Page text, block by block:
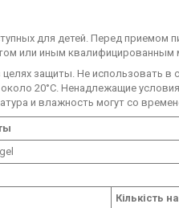
для детей. Перед приемом
или иным квалифицированным
защиты. Не использовать в
20°C. Ненадлежащие
и влажность могут со
Кількість